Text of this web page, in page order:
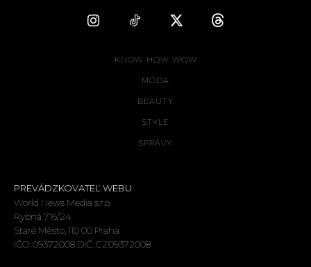
KNOW HOW WOW
MÓDA
BEAUTY
STYLE
SPRÁVY
PREVÁDZKOVATEĽ WEBU
World News Media s.r.o.
Rybná 716/24
Staré Město, 110 00 Praha
IČO: 09372008 DIČ: CZ09372008